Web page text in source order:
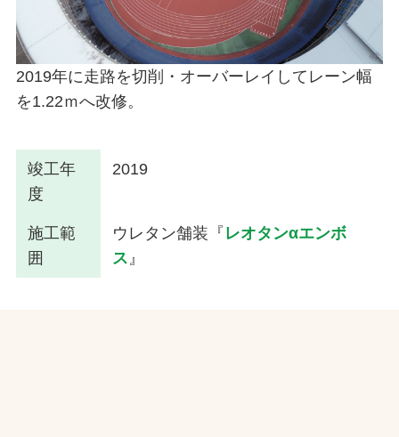
2019年に走路を切削・オーバーレイしてレーン幅
を1.22ｍへ改修。
竣工年
度
2019
施工範
囲
ウレタン舗装『 レオタンαエンボ
ス 』